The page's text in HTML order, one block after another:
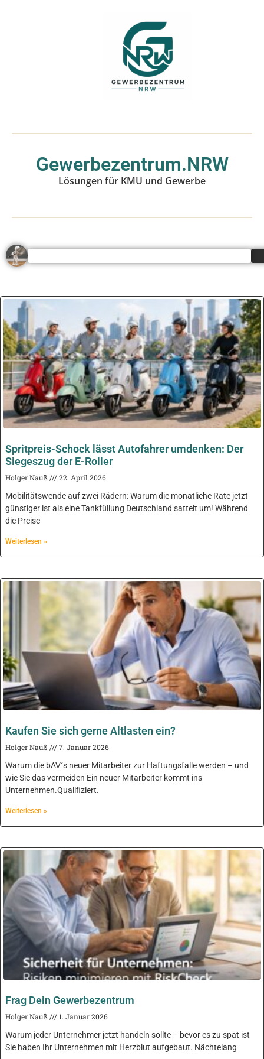
Gewerbezentrum.NRW
Lösungen für KMU und Gewerbe
Spritpreis-Schock lässt Autofahrer umdenken: Der
Siegeszug der E-Roller
Holger Nauß
22. April 2026
Mobilitätswende auf zwei Rädern: Warum die monatliche Rate jetzt
günstiger ist als eine Tankfüllung Deutschland sattelt um! Während
die Preise
Weiterlesen »
Kaufen Sie sich gerne Altlasten ein?
Holger Nauß
7. Januar 2026
Warum die bAV´s neuer Mitarbeiter zur Haftungsfalle werden – und
wie Sie das vermeiden Ein neuer Mitarbeiter kommt ins
Unternehmen.Qualifiziert.
Weiterlesen »
Frag Dein Gewerbezentrum
Holger Nauß
1. Januar 2026
Warum jeder Unternehmer jetzt handeln sollte – bevor es zu spät ist
Sie haben Ihr Unternehmen mit Herzblut aufgebaut. Nächtelang